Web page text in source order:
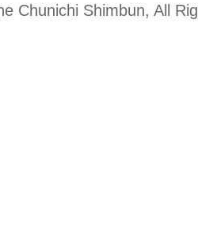
Chunichi Shimbun, All